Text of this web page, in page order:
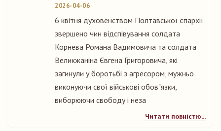
2026-04-06
6 квітня духовенством Полтавської єпархії
звершено чин відспівування солдата
Корнева Романа Вадимовича та солдата
Великжаніна Євгена Григоровича, які
загинули у боротьбі з агресором, мужньо
виконуючи свої військові обов"язки,
виборюючи свободу і неза
Читати повністю...